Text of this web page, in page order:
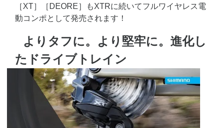
［XT］［DEORE］もXTRに続いてフルワイヤレス電
動コンポとして発売されます！
よりタフに。より堅牢に。進化し
たドライブトレイン